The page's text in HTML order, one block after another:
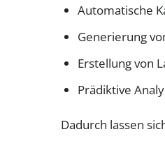
Automatische
Generierung
Erstellung von
Prädiktive
Dadurch lassen